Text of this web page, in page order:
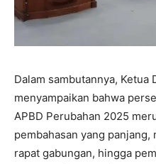
Dalam sambutannya, Ketua
menyampaikan bahwa
APBD Perubahan 2025
pembahasan yang
rapat gabungan, hingga